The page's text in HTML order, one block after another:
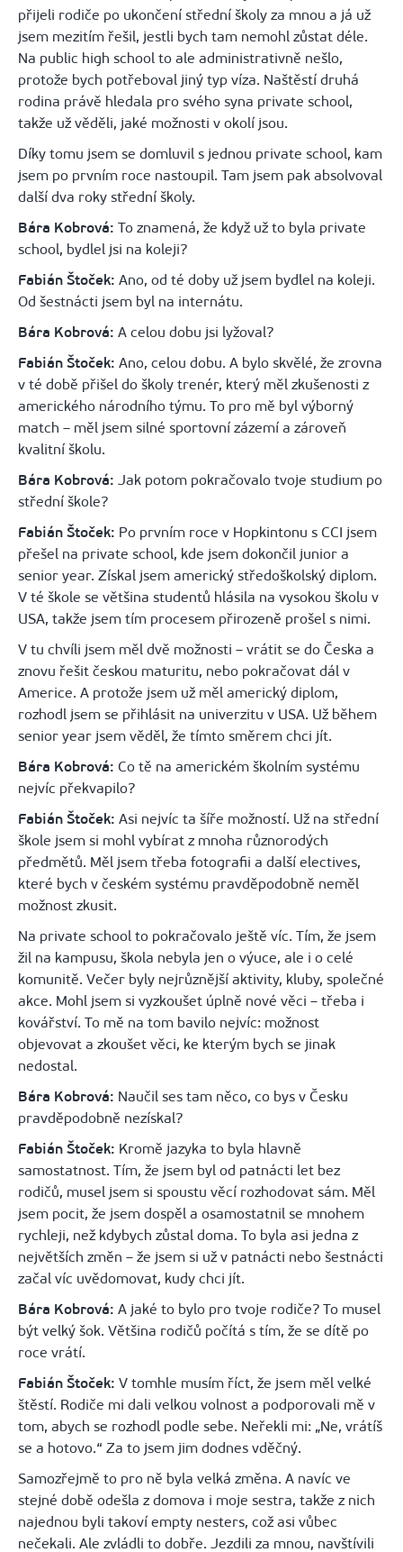
přijeli rodiče po ukončení střední školy za mnou a já už
jsem mezitím řešil, jestli bych tam nemohl zůstat déle.
Na public high school to ale administrativně nešlo,
protože bych potřeboval jiný typ víza. Naštěstí druhá
rodina právě hledala pro svého syna private school,
takže už věděli, jaké možnosti v okolí jsou.
Díky tomu jsem se domluvil s jednou private school, kam
jsem po prvním roce nastoupil. Tam jsem pak absolvoval
další dva roky střední školy.
Bára Kobrová: To znamená, že když už to byla private
school, bydlel jsi na koleji?
Fabián Štoček: Ano, od té doby už jsem bydlel na koleji.
Od šestnácti jsem byl na internátu.
Bára Kobrová: A celou dobu jsi lyžoval?
Fabián Štoček: Ano, celou dobu. A bylo skvělé, že zrovna
v té době přišel do školy trenér, který měl zkušenosti z
amerického národního týmu. To pro mě byl výborný
match – měl jsem silné sportovní zázemí a zároveň
kvalitní školu.
Bára Kobrová: Jak potom pokračovalo tvoje studium po
střední škole?
Fabián Štoček: Po prvním roce v Hopkintonu s CCI jsem
přešel na private school, kde jsem dokončil junior a
senior year. Získal jsem americký středoškolský diplom.
V té škole se většina studentů hlásila na vysokou školu v
USA, takže jsem tím procesem přirozeně prošel s nimi.
V tu chvíli jsem měl dvě možnosti – vrátit se do Česka a
znovu řešit českou maturitu, nebo pokračovat dál v
Americe. A protože jsem už měl americký diplom,
rozhodl jsem se přihlásit na univerzitu v USA. Už během
senior year jsem věděl, že tímto směrem chci jít.
Bára Kobrová: Co tě na americkém školním systému
nejvíc překvapilo?
Fabián Štoček: Asi nejvíc ta šíře možností. Už na střední
škole jsem si mohl vybírat z mnoha různorodých
předmětů. Měl jsem třeba fotografii a další electives,
které bych v českém systému pravděpodobně neměl
možnost zkusit.
Na private school to pokračovalo ještě víc. Tím, že jsem
žil na kampusu, škola nebyla jen o výuce, ale i o celé
komunitě. Večer byly nejrůznější aktivity, kluby, společné
akce. Mohl jsem si vyzkoušet úplně nové věci – třeba i
kovářství. To mě na tom bavilo nejvíc: možnost
objevovat a zkoušet věci, ke kterým bych se jinak
nedostal.
Bára Kobrová: Naučil ses tam něco, co bys v Česku
pravděpodobně nezískal?
Fabián Štoček: Kromě jazyka to byla hlavně
samostatnost. Tím, že jsem byl od patnácti let bez
rodičů, musel jsem si spoustu věcí rozhodovat sám. Měl
jsem pocit, že jsem dospěl a osamostatnil se mnohem
rychleji, než kdybych zůstal doma. To byla asi jedna z
největších změn – že jsem si už v patnácti nebo šestnácti
začal víc uvědomovat, kudy chci jít.
Bára Kobrová: A jaké to bylo pro tvoje rodiče? To musel
být velký šok. Většina rodičů počítá s tím, že se dítě po
roce vrátí.
Fabián Štoček: V tomhle musím říct, že jsem měl velké
štěstí. Rodiče mi dali velkou volnost a podporovali mě v
tom, abych se rozhodl podle sebe. Neřekli mi: „Ne, vrátíš
se a hotovo.“ Za to jsem jim dodnes vděčný.
Samozřejmě to pro ně byla velká změna. A navíc ve
stejné době odešla z domova i moje sestra, takže z nich
najednou byli takoví empty nesters, což asi vůbec
nečekali. Ale zvládli to dobře. Jezdili za mnou, navštívili